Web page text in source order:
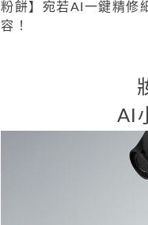
粉餅】宛若AI一鍵精修
容！
AI